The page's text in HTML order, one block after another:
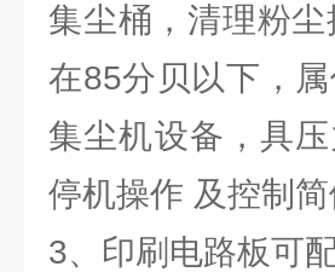
集尘桶，清理粉
在85分贝以下，
集尘机设备，具
停机操作 及控制
3、印刷电路板可